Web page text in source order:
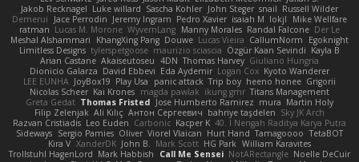
Jakob Recknagel Luke willard Sascha Kohler John Steger snail Russell Wilder
Demerui
Jace Perrodin Jeremy Ingram Pedro Xavier isaiah M lokjl
Mike Wellfare
ratman Lucas M. Morone WyvernLang Manny Morales Randal Falcone Der Le
Meshal Alshammari
KhangXing Pang Douwe Lucas Vieira CallumNorm
Egoknight
Limitless Designs tylerspetgoose maurizio sciascia Özgür Kaan Sevindi Kayla B
Arian Castane Akaiseutoseu 4DN Thomas Harvey Giuliano Hungria
Dionicio Galarza David Ebbevi Eda Aydemir Logan Cox Kyoto Wanderer
LEE EUNHA JoyBox19 Play Usa panic attack Trip boy heeno honee Grigorii
Nicolas Scheer Kai Krones magda pawlak ikung gmr Titans Management
Greta Gedat Thomas Fristed Jose Humberto Ramirez mura Martin Holy
Filip Zelenjak Ali Kılıç Антон Сергеевич bahriye taşdelen Sky JK Arch
Razvan Cristiadis Leo Euden Carbonic Kacper K 40. I Nengah Raditya Karya Putra
Sideways Sergio Pamies Oliver Viorel Vlaican Hurt Hand Tamagoooo TetaBOT
Kira V XanderDK John B. Mark Scott HG Park William Karavites
Trollstuhl HagenLord Mark Habbish Call Me Sensei NotARectangle Noelle DeCuir